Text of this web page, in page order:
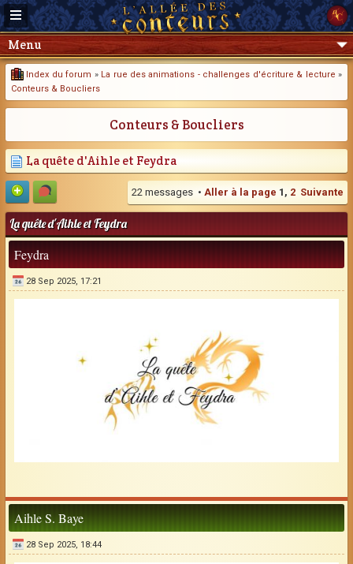
Menu
Index du forum » La rue des animations - challenges d'écriture & lecture »
Conteurs & Boucliers
Conteurs & Boucliers
La quête d'Aihle et Feydra
22 messages • Aller à la page 1 , 2 Suivante
La quête d'Aihle et Feydra
Feydra
28 Sep 2025, 17:21
Aihle S. Baye
28 Sep 2025, 18:44